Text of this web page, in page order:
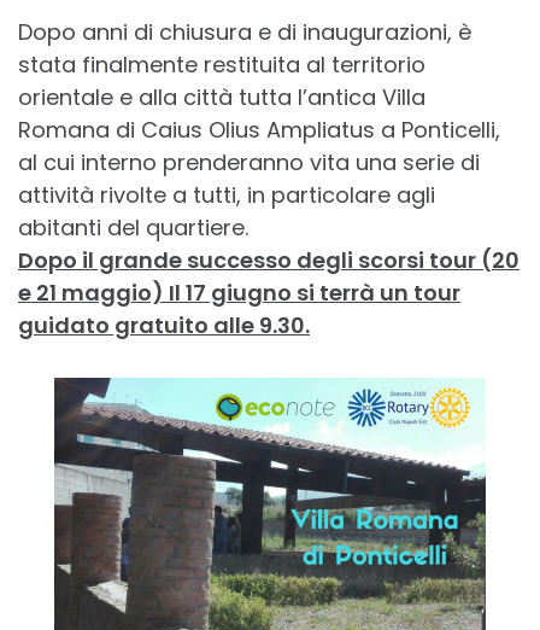
Dopo anni di chiusura e di inaugurazioni, è
stata finalmente restituita al territorio
orientale e alla città tutta l’antica Villa
Romana di Caius Olius Ampliatus a Ponticelli,
al cui interno prenderanno vita una serie di
attività rivolte a tutti, in particolare agli
abitanti del quartiere.
Dopo il grande successo degli scorsi tour (20
e 21 maggio) Il 17 giugno si terrà un tour
guidato gratuito alle 9.30.